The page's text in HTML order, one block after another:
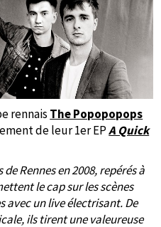
rennais The Popopopops
de leur 1er EPA Quick
Rennes en 2008, repérés à
le cap sur les scènes
avec un live électrisant. De
ils tirent une valeureuse